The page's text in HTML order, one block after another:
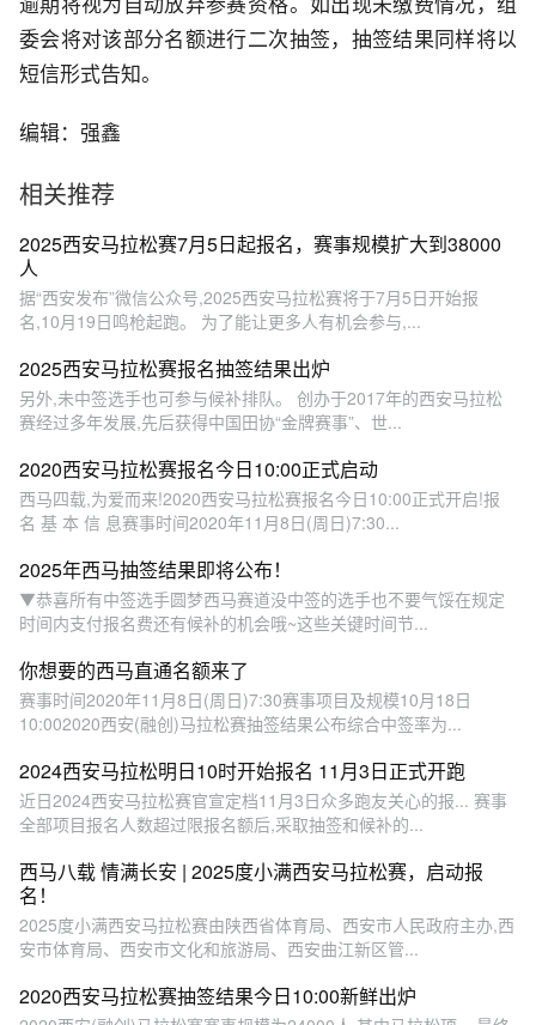
逾期将视为自动放弃参赛资格。如出现未缴费情况，组
委会将对该部分名额进行二次抽签，抽签结果同样将以
短信形式告知。
编辑：强鑫
相关推荐
2025西安马拉松赛7月5日起报名，赛事规模扩大到38000
人
据“西安发布”微信公众号,2025西安马拉松赛将于7月5日开始报
名,10月19日鸣枪起跑。 为了能让更多人有机会参与,...
2025西安马拉松赛报名抽签结果出炉
另外,未中签选手也可参与候补排队。 创办于2017年的西安马拉松
赛经过多年发展,先后获得中国田协“金牌赛事”、世...
2020西安马拉松赛报名今日10:00正式启动
西马四载,为爱而来!2020西安马拉松赛报名今日10:00正式开启!报
名 基 本 信 息赛事时间2020年11月8日(周日)7:30...
2025年西马抽签结果即将公布！
▼恭喜所有中签选手圆梦西马赛道没中签的选手也不要气馁在规定
时间内支付报名费还有候补的机会哦~这些关键时间节...
你想要的西马直通名额来了
赛事时间2020年11月8日(周日)7:30赛事项目及规模10月18日
10:002020西安(融创)马拉松赛抽签结果公布综合中签率为...
2024西安马拉松明日10时开始报名 11月3日正式开跑
近日2024西安马拉松赛官宣定档11月3日众多跑友关心的报... 赛事
全部项目报名人数超过限报名额后,采取抽签和候补的...
西马八载 情满长安 | 2025度小满西安马拉松赛，启动报
名！
2025度小满西安马拉松赛由陕西省体育局、西安市人民政府主办,西
安市体育局、西安市文化和旅游局、西安曲江新区管...
2020西安马拉松赛抽签结果今日10:00新鲜出炉